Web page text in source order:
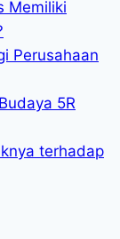
Memiliki
Perusahaan
5R
terhadap